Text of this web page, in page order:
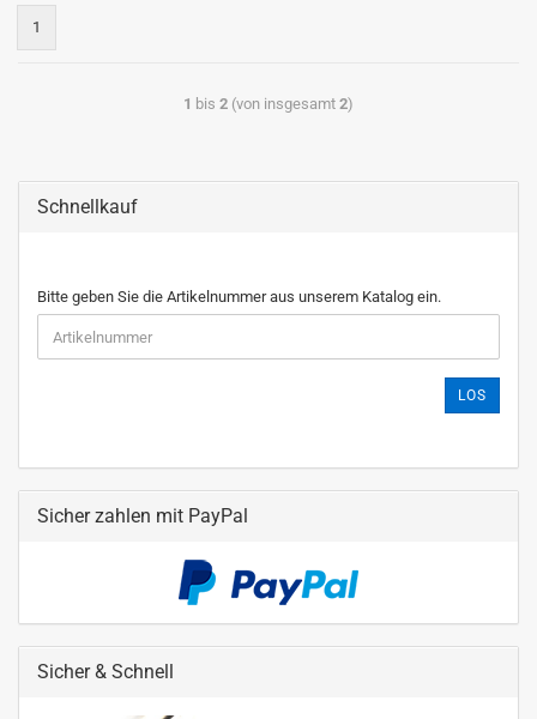
1
1 bis 2 (von insgesamt 2)
Schnellkauf
Bitte geben Sie die Artikelnummer aus unserem Katalog ein.
LOS
Sicher zahlen mit PayPal
Sicher & Schnell